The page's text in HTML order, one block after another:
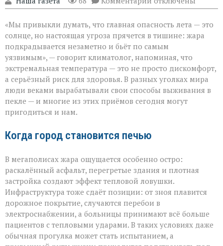
записи
не
просит
разрешения — она
просто
приходит»
«Мы привыкли думать, что главная опасность лета — это
солнце, но настоящая угроза прячется в тишине: жара
подкрадывается незаметно и бьёт по самым
уязвимым», — говорит климатолог, напоминая, что
экстремальная температура — это не просто дискомфорт,
а серьёзный риск для здоровья. В разных уголках мира
люди веками вырабатывали свои способы выживания в
пекле — и многие из этих приёмов сегодня могут
пригодиться и нам.
Когда город становится печью
В мегаполисах жара ощущается особенно остро:
раскалённый асфальт, перегретые здания и плотная
застройка создают эффект тепловой ловушки.
Инфраструктура тоже сдаёт позиции: от зноя плавится
дорожное покрытие, случаются перебои в
электроснабжении, а больницы принимают всё больше
пациентов с тепловыми ударами. В таких условиях даже
обычная прогулка может стать испытанием, а